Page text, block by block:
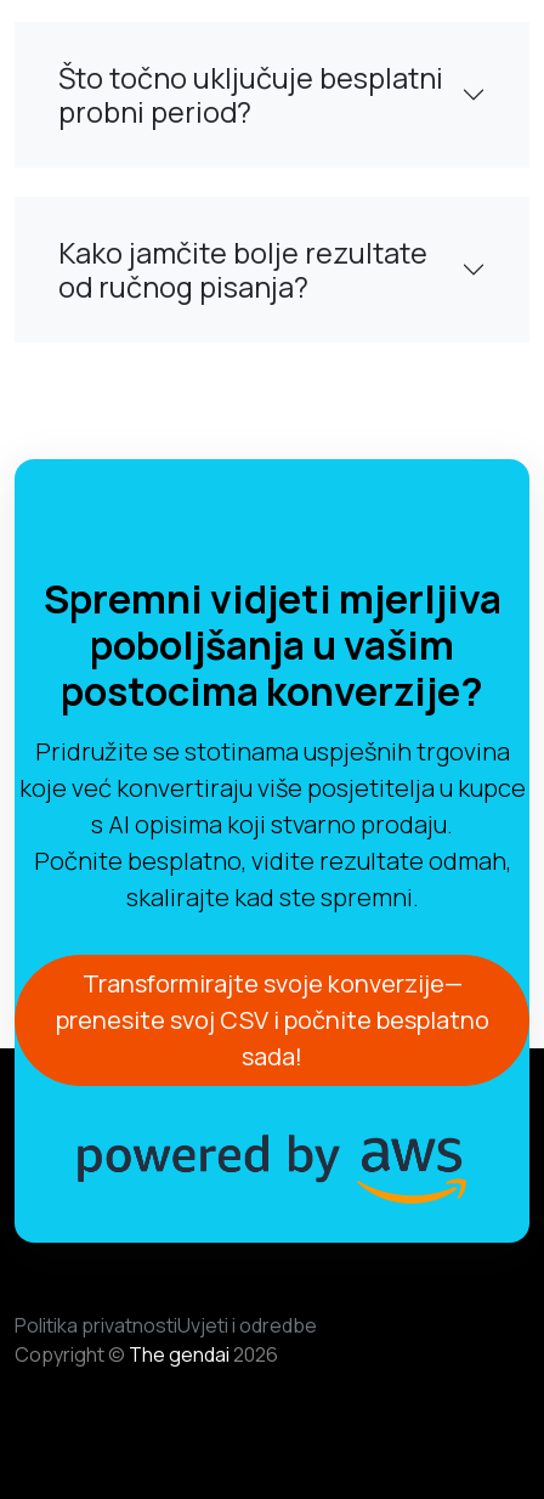
Što točno uključuje besplatni
probni period?
Kako jamčite bolje rezultate
od ručnog pisanja?
Spremni vidjeti mjerljiva
poboljšanja u vašim
postocima konverzije?
Pridružite se stotinama uspješnih trgovina
koje već konvertiraju više posjetitelja u kupce
s AI opisima koji stvarno prodaju.
Počnite besplatno, vidite rezultate odmah,
skalirajte kad ste spremni.
Transformirajte svoje konverzije—
prenesite svoj CSV i počnite besplatno
sada!
Politika privatnostiUvjeti i odredbe
Copyright © The gendai2026